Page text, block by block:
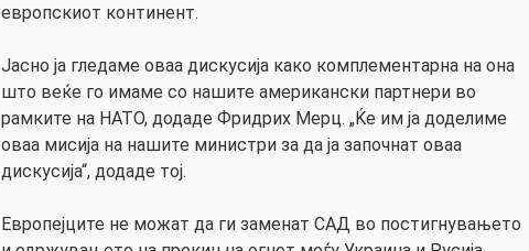
европскиот континент.
Јасно ја гледаме оваа дискусија како комплементарна на она
што веќе го имаме со нашите американски партнери во
рамките на НАТО, додаде Фридрих Мерц. „Ќе им ја доделиме
оваа мисија на нашите министри за да ја започнат оваа
дискусија“, додаде тој.
Европејците не можат да ги заменат САД во постигнувањето